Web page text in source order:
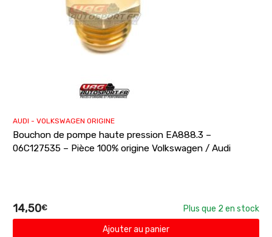
AUDI - VOLKSWAGEN ORIGINE
Bouchon de pompe haute pression EA888.3 –
06C127535 – Pièce 100% origine Volkswagen / Audi
14,50€
Plus que 2 en stock
Ajouter au panier